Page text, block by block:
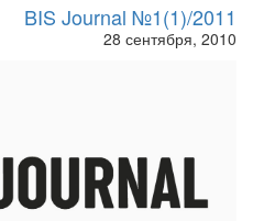
BIS Journal №1(1)/2011
28 сентября, 2010